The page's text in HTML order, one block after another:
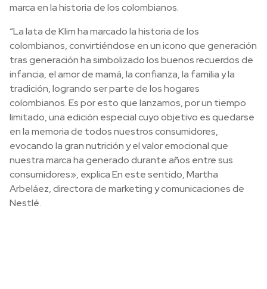
marca en la historia de los colombianos.
“La lata de Klim ha marcado la historia de los
colombianos, convirtiéndose en un icono que generación
tras generación ha simbolizado los buenos recuerdos de
infancia, el amor de mamá, la confianza, la familia y la
tradición, logrando ser parte de los hogares
colombianos. Es por esto que lanzamos, por un tiempo
limitado, una edición especial cuyo objetivo es quedarse
en la memoria de todos nuestros consumidores,
evocando la gran nutrición y el valor emocional que
nuestra marca ha generado durante años entre sus
consumidores», explica En este sentido, Martha
Arbeláez, directora de marketing y comunicaciones de
Nestlé.